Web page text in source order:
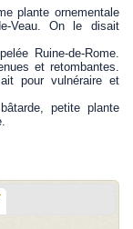
plante ornementale
Veau. On le disait
Ruine-de-Rome.
et retombantes.
pour vulnéraire et
petite plante